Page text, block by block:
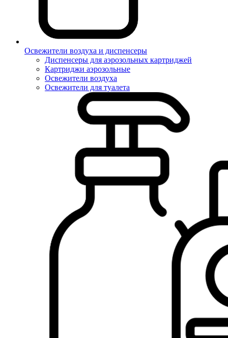
Освежители воздуха и диспенсеры
Диспенсеры для аэрозольных картриджей
Картриджи аэрозольные
Освежители воздуха
Освежители для туалета